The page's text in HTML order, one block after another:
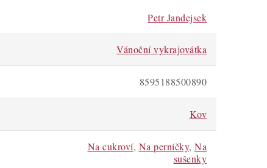
Petr Jandejsek
Vánoční vykrajovátka
8595188500890
Kov
Na cukroví, Na perníčky, Na
sušenky